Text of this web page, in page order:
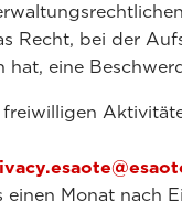
Recht, bei der
eine
Monat nach